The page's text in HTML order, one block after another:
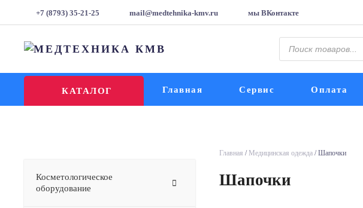
+7 (8793) 35-21-25 mail@medtehnika-kmv.ru мы ВКонтакте
Поиск
товаров
КАТАЛОГ Главная Сервис Оплата
Главная / Медицинская одежда / Шапочки
Шапочки
Косметологическое
оборудование